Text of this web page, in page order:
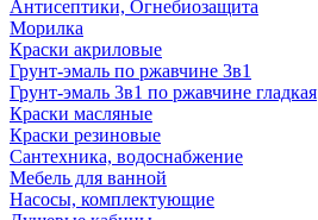
Антисептики, Огнебиозащита
Морилка
Краски акриловые
Грунт-эмаль по ржавчине 3в1
Грунт-эмаль 3в1 по ржавчине гладкая
Краски масляные
Краски резиновые
Сантехника, водоснабжение
Мебель для ванной
Насосы, комплектующие